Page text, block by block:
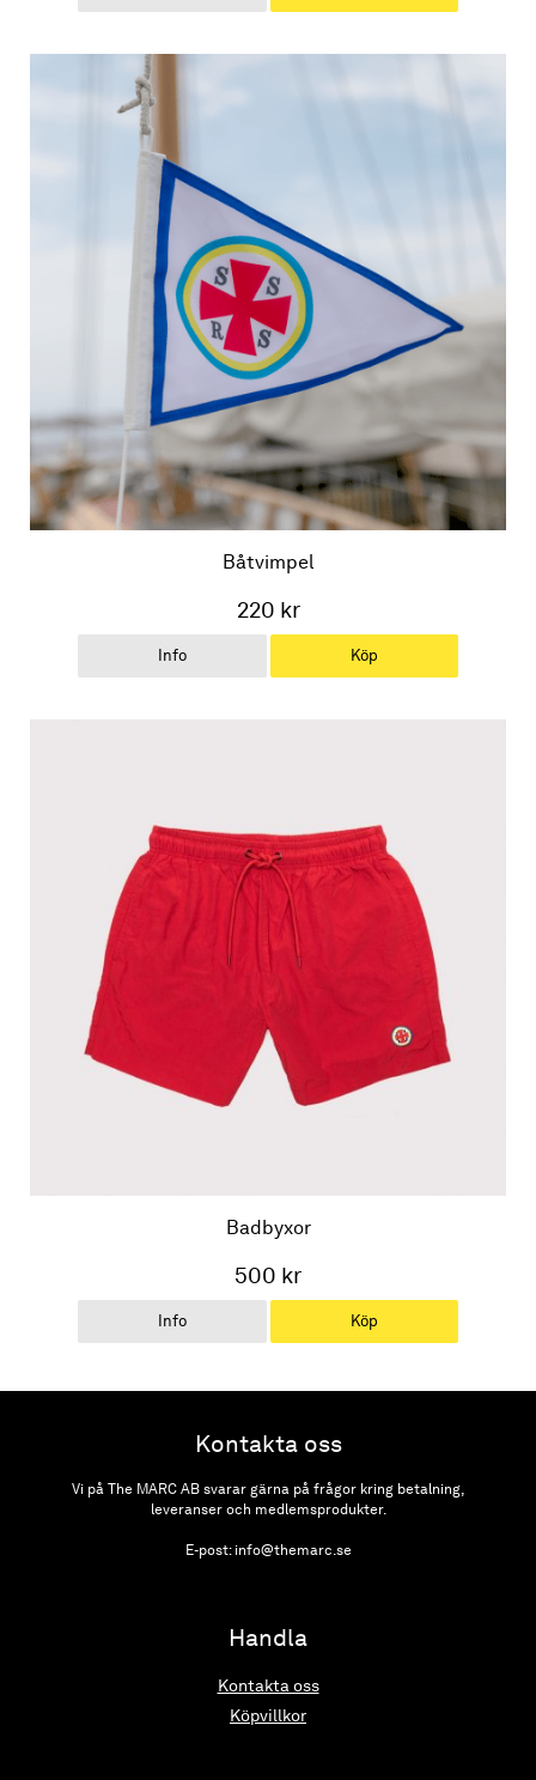
Båtvimpel
220 kr
Info Köp
Badbyxor
500 kr
Info Köp
Kontakta oss
Vi på The MARC AB svarar gärna på frågor kring betalning,
leveranser och medlemsprodukter.
E-post: info@themarc.se
Handla
Kontakta oss
Köpvillkor